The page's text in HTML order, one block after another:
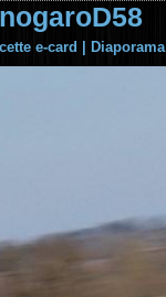
e-card Diaporama